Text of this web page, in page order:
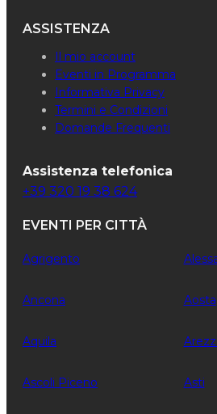
ASSISTENZA
Il mio account
Eventi in Programma
Informativa Privacy
Termini e Condizioni
Domande Frequenti
Assistenza telefonica
+39 320 19 38 624
EVENTI PER CITTÀ
Agrigento
Ancona Aosta
Aquila
Ascoli Piceno Asti